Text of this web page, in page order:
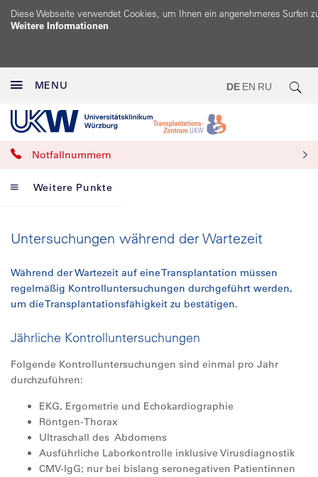
Diese Webseite verwendet Cookies, um Ihnen ein angenehmeres Surfen
Weitere Informationen
MENU DE EN RU
Notfallnummern
Weitere Punkte
Untersuchungen während der Wartezeit
Während der Wartezeit auf eine Transplantation müssen
regelmäßig Kontrolluntersuchungen durchgeführt werden,
um die Transplantationsfähigkeit zu bestätigen.
Jährliche Kontrolluntersuchungen
Folgende Kontrolluntersuchungen sind einmal pro Jahr
durchzuführen:
EKG, Ergometrie und Echokardiographie
Röntgen-Thorax
Ultraschall des Abdomens
Ausführliche Laborkontrolle inklusive Virusdiagnostik
CMV-IgG; nur bei bislang seronegativen Patientinnen